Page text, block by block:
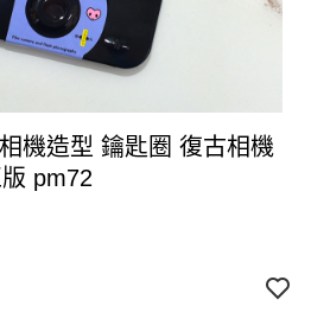
機造型 鑰匙圈 復古相機
pm72